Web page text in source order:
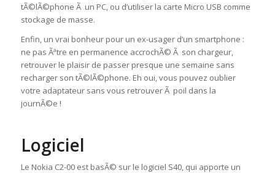
tÃ©lÃ©phone Ã un PC, ou d’utiliser la carte Micro USB comme
stockage de masse.
Enfin, un vrai bonheur pour un ex-usager d’un smartphone :
ne pas Ãªtre en permanence accrochÃ© Ã son chargeur,
retrouver le plaisir de passer presque une semaine sans
recharger son tÃ©lÃ©phone. Eh oui, vous pouvez oublier
votre adaptateur sans vous retrouver Ã poil dans la
journÃ©e !
Logiciel
Le Nokia C2-00 est basÃ© sur le logiciel S40, qui apporte un